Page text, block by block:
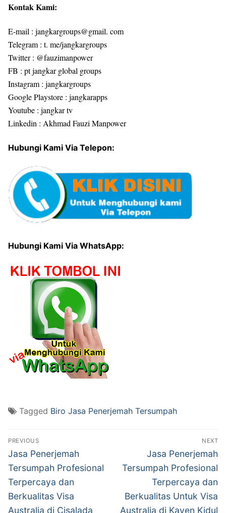
Kontak Kami:
E-mail : jangkargroups@gmail. com
Telegram : t. me/jangkargroups
Twitter : @fauzimanpower
FB : pt jangkar global groups
Instagram : jangkargroups
Google Playstore : jangkarapps
Youtube : jangkar tv
Linkedin : Akhmad Fauzi Manpower
Hubungi Kami Via Telepon:
Hubungi Kami Via WhatsApp:
Tagged Biro Jasa Penerjemah Tersumpah
Post
navigation
PREVIOUS
Previous
post:
Jasa Penerjemah
Tersumpah Profesional
Terpercaya dan
Berkualitas Visa
Australia di Cisalada
NEXT
Next
post:
Jasa Penerjemah
Tersumpah Profesional
Terpercaya dan
Berkualitas Untuk Visa
Australia di Kayen Kidul